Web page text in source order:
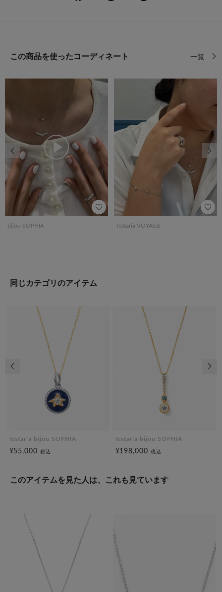
この商品を使ったコーディネート 一覧
bijou SOPHIA festaria VOYAGE
前の画像
同じカテゴリのアイテム
festaria bijou SOPHIA
¥55,000税込
festaria bijou SOPHIA
¥198,000税込
前の画像
このアイテムを見た人は、これも見ています